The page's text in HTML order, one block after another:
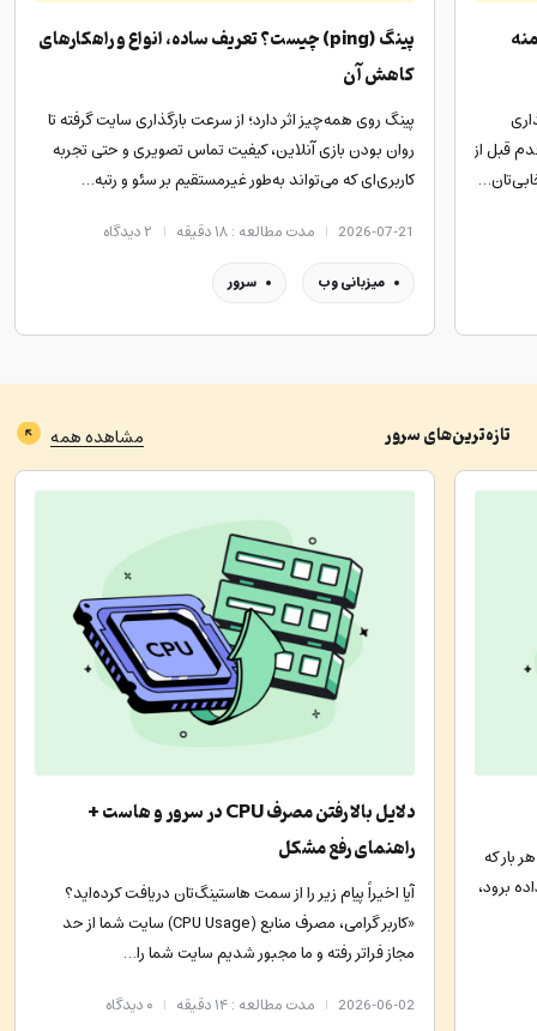
قبل از
پینگ (ping) چیست؟ تعریف ساده، انواع و راهکارهای
کاهش آن
پینگ روی همه‌چیز اثر دارد؛ از سرعت بارگذاری سایت گرفته تا
روان بودن بازی آنلاین، کیفیت تماس تصویری و حتی تجربه
کاربری‌ای که می‌تواند به‌طور غیرمستقیم بر سئو و رتبه…
2026-07-21 مدت مطالعه : ۱۸ دقیقه ۲دیدگاه
میزبانی وب سرور
تازه‌ترین‌هایسرور مشاهده همه
بار که
برود،
دلایل بالا رفتن مصرف CPU در سرور و هاست +
راهنمای رفع مشکل
آیا اخیراً پیام زیر را از سمت هاستینگ‌تان دریافت کرده‌اید؟
«کاربر گرامی، مصرف منابع (CPU Usage) سایت شما از حد
مجاز فراتر رفته و ما مجبور شدیم سایت شما را…
2026-06-02 مدت مطالعه : ۱۴ دقیقه ۰دیدگاه